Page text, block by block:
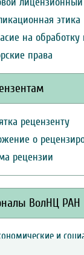
этика
на
права
рецензенту
о
рецензии
ВолНЦ РАН
и